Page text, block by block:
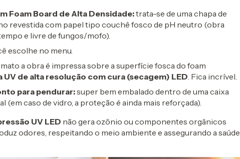
Foam Board de Alta Densidade:trata-se de uma chapa de
revestida com papel tipo couchê fosco de pH neutro (obra
e livre de fungos/mofo).
escolhe no menu.
a obra é impressa sobre a superfície fosca do foam
de alta resolução com cura (secagem) LED . Fica incrível.
para pendurar:super bem embalado dentro de uma caixa
(em caso de vidro, a proteção é ainda mais reforçada).
UV LED não gera ozônio ou componentes orgânicos
odores, respeitando o meio ambiente e assegurando a saúde